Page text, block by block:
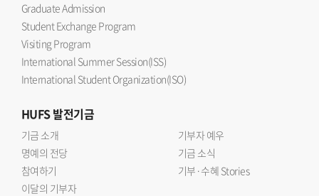
Graduate Admission
Student Exchange Program
Visiting Program
International Summer Session(ISS)
International Student Organization(ISO)
HUFS발전기금
기금 소개
기부자 예우
명예의 전당
기금 소식
참여하기
기부·수혜 Stories
이달의 기부자